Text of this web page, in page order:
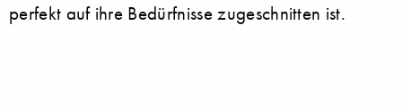
perfekt auf ihre Bedürfnisse zugeschnitten ist.